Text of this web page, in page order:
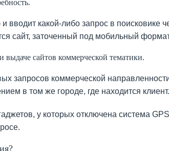
вводит какой-либо запрос в поисковике
сайт, заточенный под мобильный
выдаче сайтов коммерческой тематики.
запросов коммерческой
в том же городе, где находится клиент.
у которых отключена система